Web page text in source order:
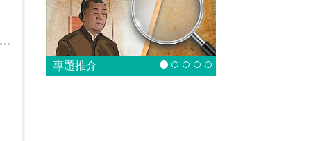
專題推介